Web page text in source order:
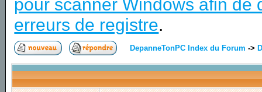
erreurs de registre.
DepanneTonPC Index du Forum ->